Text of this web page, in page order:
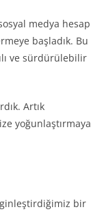
medya hesap
başladık. Bu
ve sürdürülebilir
Artık
yoğunlaştırmaya
bir